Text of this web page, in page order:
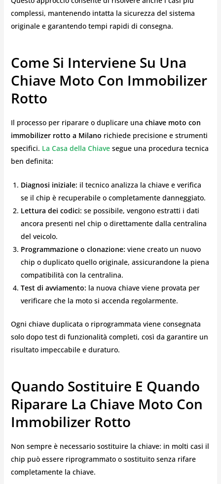
complessi, mantenendo intatta la sicurezza del sistema
originale e garantendo tempi rapidi di consegna.
Come Si Interviene Su Una
Chiave Moto Con Immobilizer
Rotto
Il processo per riparare o duplicare una chiave moto con
immobilizer rotto a Milano richiede precisione e strumenti
specifici. La Casa della Chiavesegue una procedura tecnica
ben definita:
Diagnosi iniziale: il tecnico analizza la chiave e verifica
se il chip è recuperabile o completamente danneggiato.
Lettura dei codici: se possibile, vengono estratti i dati
ancora presenti nel chip o direttamente dalla centralina
del veicolo.
Programmazione o clonazione: viene creato un nuovo
chip o duplicato quello originale, assicurandone la piena
compatibilità con la centralina.
Test di avviamento: la nuova chiave viene provata per
verificare che la moto si accenda regolarmente.
Ogni chiave duplicata o riprogrammata viene consegnata
solo dopo test di funzionalità completi, così da garantire un
risultato impeccabile e duraturo.
Quando Sostituire E Quando
Riparare La Chiave Moto Con
Immobilizer Rotto
Non sempre è necessario sostituire la chiave: in molti casi il
chip può essere riprogrammato o sostituito senza rifare
completamente la chiave.